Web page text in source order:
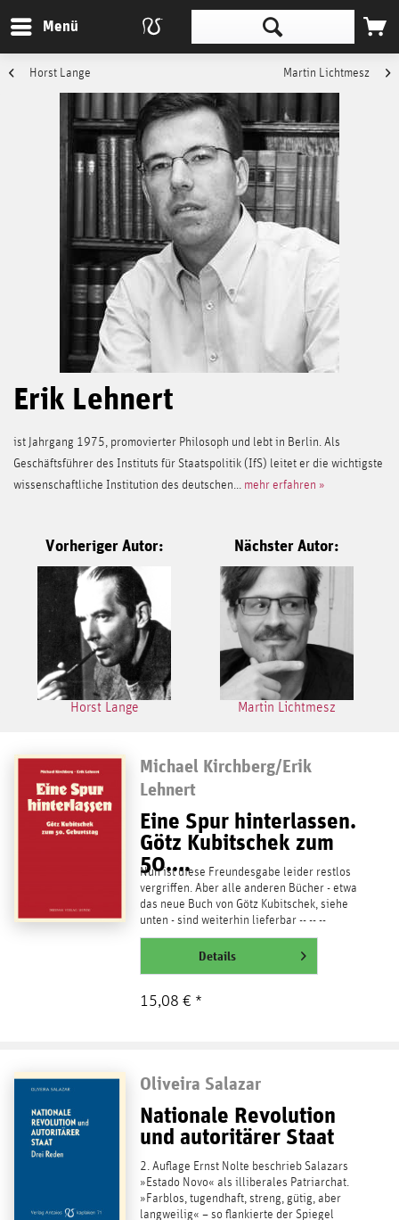
Menü
Horst Lange Martin Lichtmesz
Erik Lehnert
ist Jahrgang 1975, promovierter Philosoph und lebt in Berlin. Als
Geschäftsführer des Instituts für Staatspolitik (IfS) leitet er die wichtigste
wissenschaftliche Institution des deutschen... mehr erfahren »
Vorheriger Autor:
Horst Lange
Nächster Autor:
Martin Lichtmesz
Michael Kirchberg/Erik
Lehnert
Eine Spur hinterlassen.
Götz Kubitschek zum
50....
Nun ist diese Freundesgabe leider restlos
vergriffen. Aber alle anderen Bücher - etwa
das neue Buch von Götz Kubitschek, siehe
unten - sind weiterhin lieferbar -- -- --
Michael...
weiterlesenDetails
15,08 € *
Oliveira Salazar
Nationale Revolution
und autoritärer Staat
2. Auflage Ernst Nolte beschrieb Salazars
»Estado Novo« als illiberales Patriarchat.
»Farblos, tugendhaft, streng, gütig, aber
langweilig« – so flankierte der Spiegel